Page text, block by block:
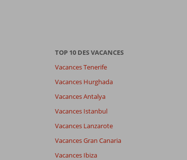
TOP 10 DES VACANCES
Vacances Tenerife
Vacances Hurghada
Vacances Antalya
Vacances Istanbul
Vacances Lanzarote
Vacances Gran Canaria
Vacances Ibiza